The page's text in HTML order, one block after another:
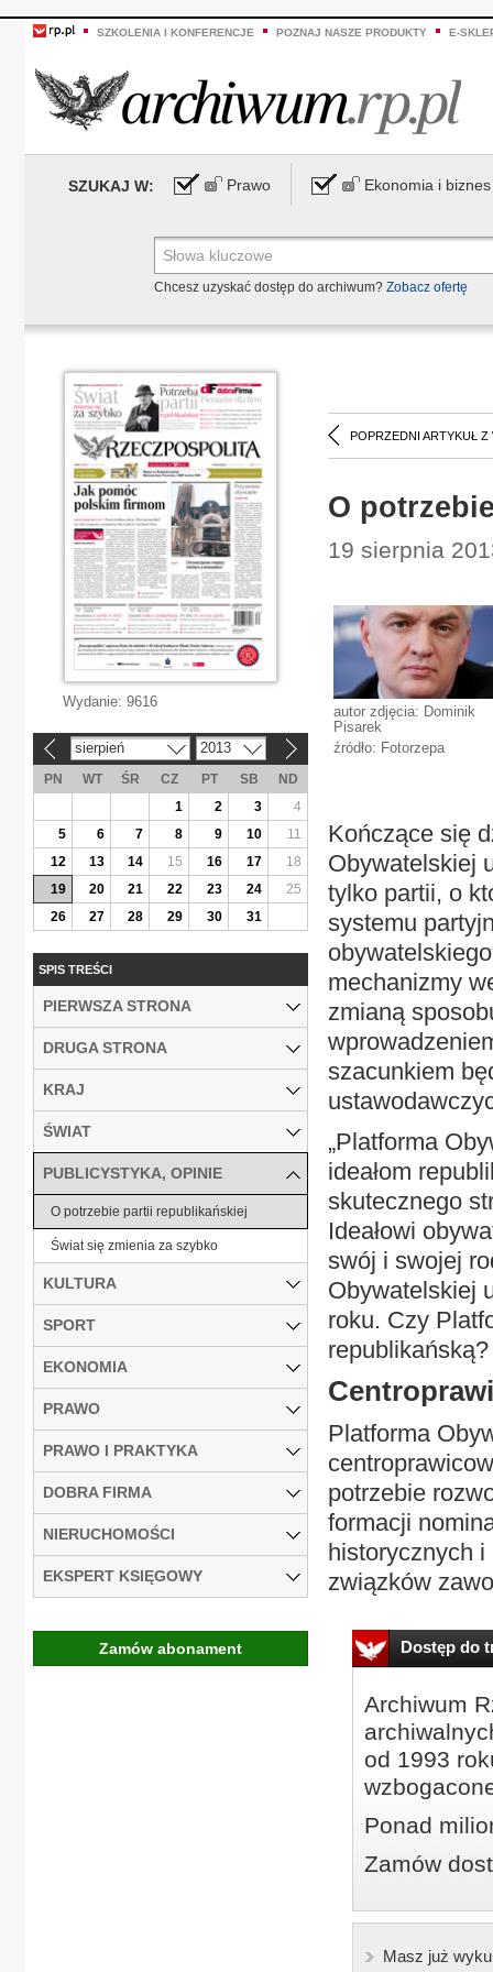
SZKOLENIA I KONFERENCJE POZNAJ NASZE PRODUKTY E-
SZUKAJ W: Prawo Ekonomia i biznes
Chcesz uzyskać dostęp do archiwum? Zobacz ofertę
POPRZEDNI ARTYKUŁ Z
O
19 sierpnia
autor zdjęcia: Dominik
Pisarek
źródło: Fotorzepa
Kończące się
Obywatelskiej
tylko partii, o
systemu
mechanizmy
zmianą
szacunkiem
„Platforma
ideałom
skutecznego
Ideałowi
swój i swojej
Obywatelskiej
roku. Czy
republikańską?
Platforma
potrzebie
formacji
historycznych i
związków
Dostęp do
Archiwum
od 1993
Ponad
Zamów
Masz już
Wydanie: 9616
sierpień 2013
PN WT ŚR CZ PT SB
ND
1
2 3
4
5
6 7 8 9 10
11
12
13 14 15 16 17
18
19
20 21 22 23 24
25
26
27 28 29 30 31
SPIS TREŚCI
PIERWSZA STRONA
DRUGA STRONA
KRAJ
ŚWIAT
PUBLICYSTYKA, OPINIE
O potrzebie partii republikańskiej
Świat się zmienia za szybko
KULTURA
SPORT
EKONOMIA
PRAWO
PRAWO I PRAKTYKA
DOBRA FIRMA
NIERUCHOMOŚCI
EKSPERT KSIĘGOWY
Zamów abonament